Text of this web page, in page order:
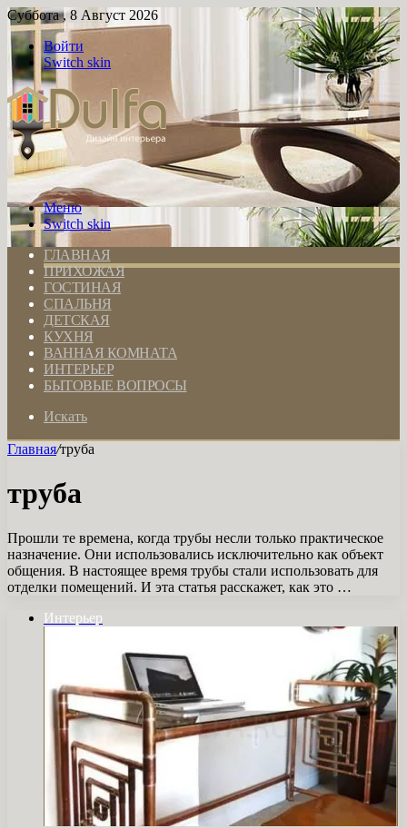
Суббота , 8 Август 2026
Войти
Switch skin
Меню
Switch skin
ГЛАВНАЯ
ПРИХОЖАЯ
ГОСТИНАЯ
СПАЛЬНЯ
ДЕТСКАЯ
КУХНЯ
ВАННАЯ КОМНАТА
ИНТЕРЬЕР
БЫТОВЫЕ ВОПРОСЫ
Искать
Главная/труба
труба
Прошли те времена, когда трубы несли только практическое
назначение. Они использовались исключительно как объект
общения. В настоящее время трубы стали использовать для
отделки помещений. И эта статья расскажет, как это …
Интерьер